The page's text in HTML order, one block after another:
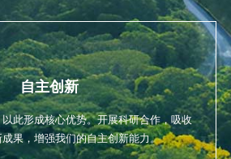
自主创新
此形成核心优势。开展科研合作，吸收
果，增强我们的自主创新能力。